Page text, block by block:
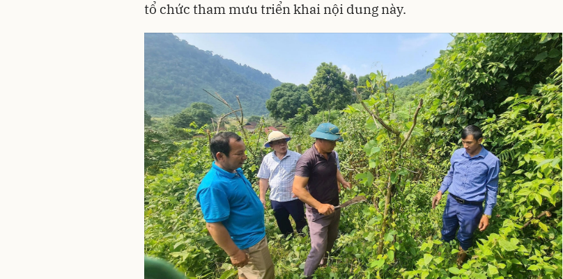
tổ chức tham mưu triển khai nội dung này.